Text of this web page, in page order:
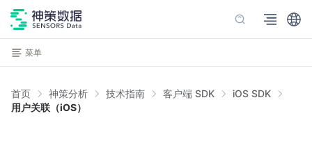
菜单
首页 神策分析 技术指南 客户端 SDK
iOS SDK
用户关联（iOS）